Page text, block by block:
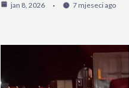
jan 8, 2026 7 mjeseci ago